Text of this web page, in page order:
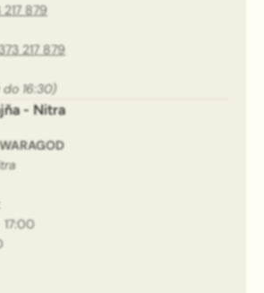
217 879
217 879
16:30)
- Nitra